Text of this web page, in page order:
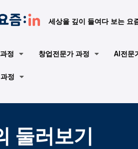
세상을 깊이 들여다 보는 요
정 창업전문가 과정 AI전문
정
둘러보기